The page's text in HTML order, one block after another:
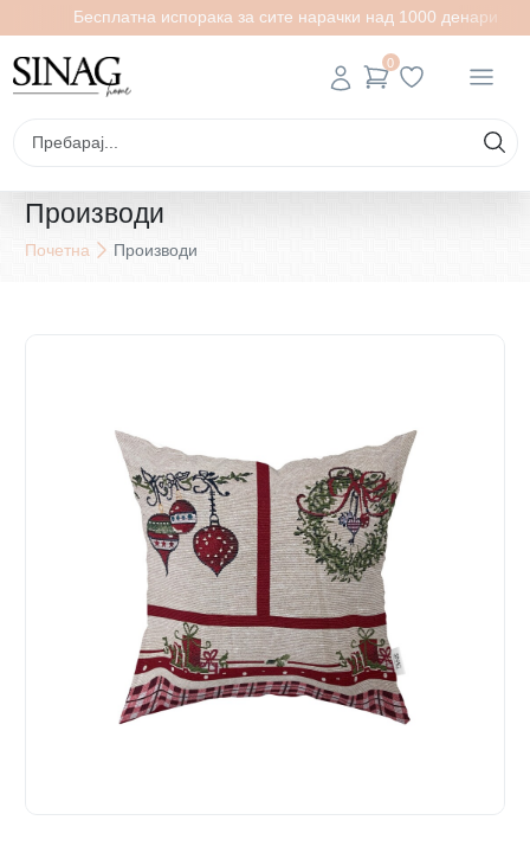
Бесплатна испорака за сите нарачки над 1000 денари
0
Производи
Почетна Производи